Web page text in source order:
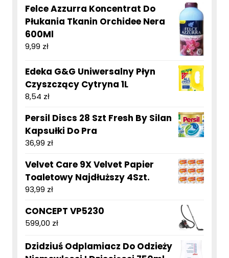
Felce Azzurra Koncentrat Do
Płukania Tkanin Orchidee Nera
600Ml
9,99 zł
Edeka G&G Uniwersalny Płyn
Czyszczący Cytryna 1L
8,54 zł
Persil Discs 28 Szt Fresh By Silan
Kapsułki Do Pra
36,99 zł
Velvet Care 9X Velvet Papier
Toaletowy Najdłuższy 4Szt.
93,99 zł
CONCEPT VP5230
599,00 zł
Dzidziuś Odplamiacz Do Odzieży